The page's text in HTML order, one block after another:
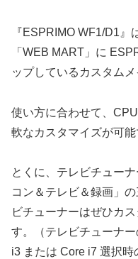
『ESPRIMO WF1/D1』
「WEB MART」に
ップしているカスタムメ
使い方に合わせて、
軟なカスタマイズが可能
とくに、テレビチュー
コン＆テレビ＆録画」
ビチューナーはぜひカ
す。（テレビチューナ
i3 または Core i7 選択時